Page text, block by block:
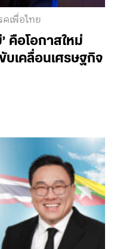
เพื่อไทย
คือโอกาสใหม่
เคลื่อนเศรษฐกิจ